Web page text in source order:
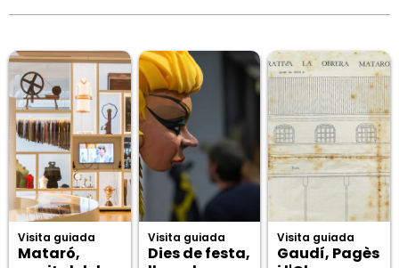
Visita guiada
Mataró,
Visita guiada
Dies de festa,
Visita guiada
Gaudí, Pagès